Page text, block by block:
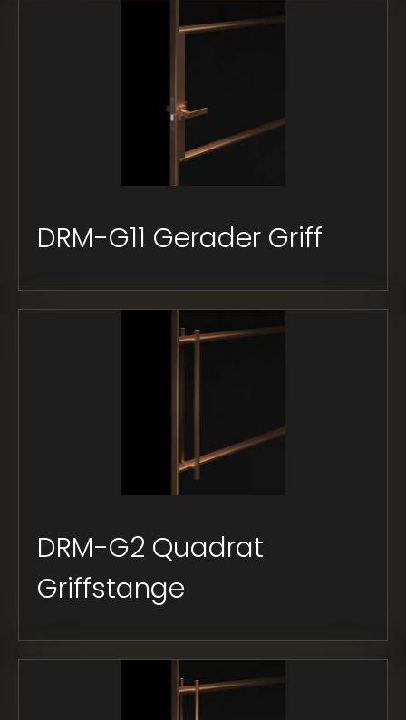
DRM-G11 Gerader Griff
DRM-G2 Quadrat
Griffstange